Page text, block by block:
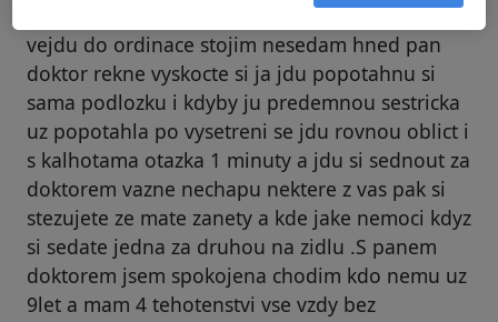
Zensky vy si asi sedite na vedeni za prve kdyz
vejdu do ordinace stojim nesedam hned pan
doktor rekne vyskocte si ja jdu popotahnu si
sama podlozku i kdyby ju predemnou sestricka
uz popotahla po vysetreni se jdu rovnou oblict i
s kalhotama otazka 1 minuty a jdu si sednout za
doktorem vazne nechapu nektere z vas pak si
stezujete ze mate zanety a kde jake nemoci kdyz
si sedate jedna za druhou na zidlu .S panem
doktorem jsem spokojena chodim kdo nemu uz
9let a mam 4 tehotenstvi vse vzdy bez